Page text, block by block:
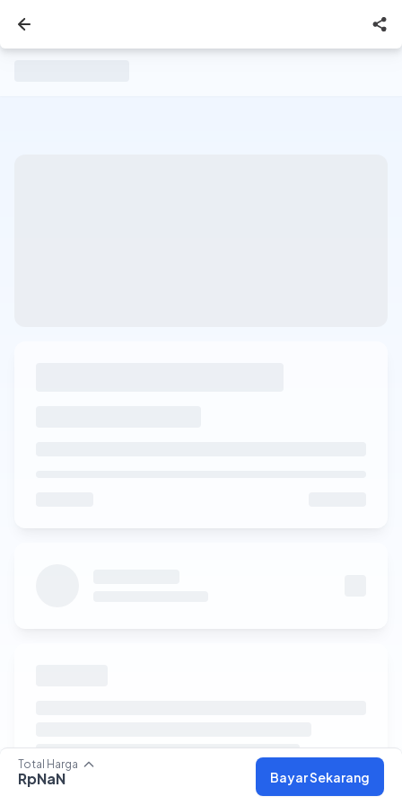
Total Harga
RpNaN Bayar Sekarang